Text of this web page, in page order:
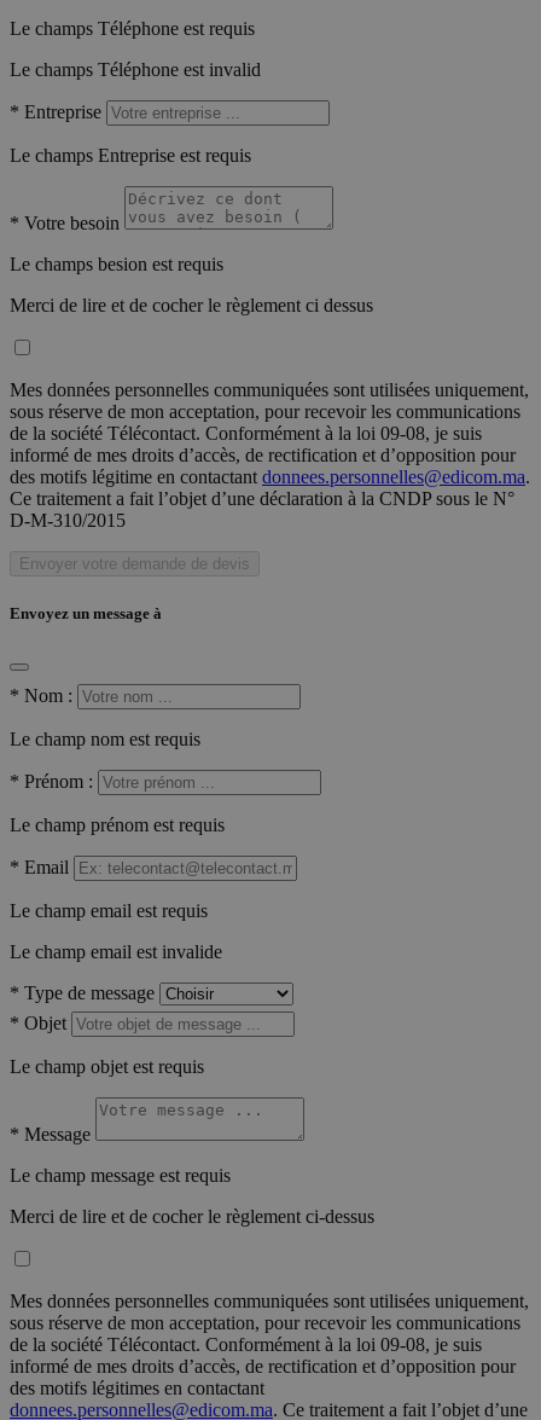
Le champs Téléphone est requis
Le champs Téléphone est invalid
* Entreprise
Le champs Entreprise est requis
* Votre besoin
Le champs besion est requis
Merci de lire et de cocher le règlement ci dessus
Mes données personnelles communiquées sont utilisées uniquement,
sous réserve de mon acceptation, pour recevoir les communications
de la société Télécontact. Conformément à la loi 09-08, je suis
informé de mes droits d’accès, de rectification et d’opposition pour
des motifs légitime en contactant donnees.personnelles@edicom.ma.
Ce traitement a fait l’objet d’une déclaration à la CNDP sous le N°
D-M-310/2015
Envoyer votre demande de devis
Envoyez un message à
* Nom :
Le champ nom est requis
* Prénom :
Le champ prénom est requis
* Email
Le champ email est requis
Le champ email est invalide
* Type de message
* Objet
Le champ objet est requis
* Message
Le champ message est requis
Merci de lire et de cocher le règlement ci-dessus
Mes données personnelles communiquées sont utilisées uniquement,
sous réserve de mon acceptation, pour recevoir les communications
de la société Télécontact. Conformément à la loi 09-08, je suis
informé de mes droits d’accès, de rectification et d’opposition pour
des motifs légitimes en contactant
donnees.personnelles@edicom.ma. Ce traitement a fait l’objet d’une